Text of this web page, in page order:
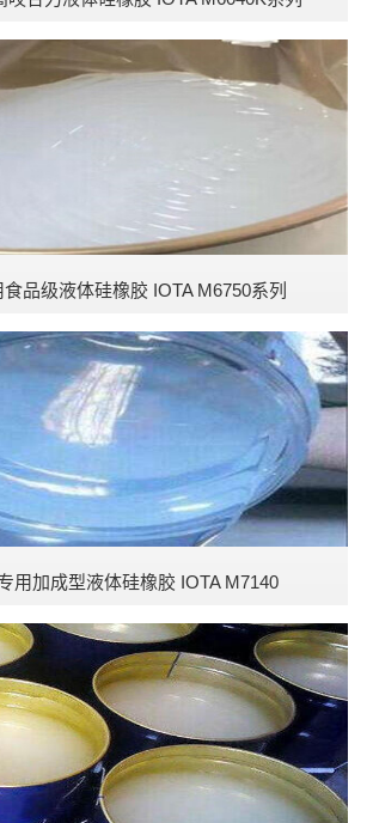
品级液体硅橡胶 IOTA M6750系列
用加成型液体硅橡胶 IOTA M7140